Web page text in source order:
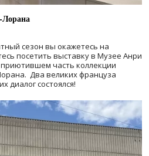
сезон вы окажетесь на
посетить выставку в Музее Анри
часть коллекции
Два великих француза
диалог состоялся!